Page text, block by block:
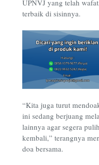
UPNVJ yang telah
terbaik di sisinnya.
“Kita juga turut
ini sedang berjuang
lainnya agar segera
kembali,” terangnya
doa bersama.